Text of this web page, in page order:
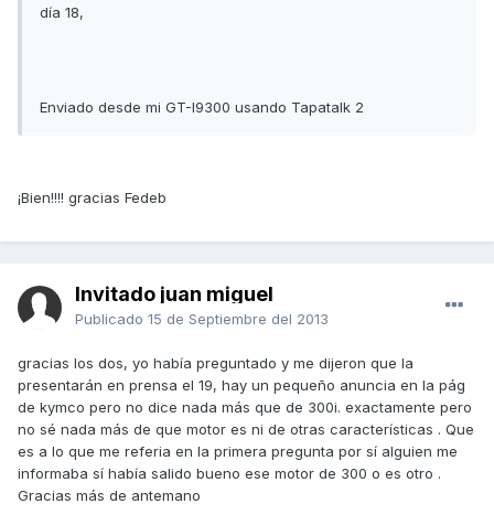
día 18,
Enviado desde mi GT-I9300 usando Tapatalk 2
¡Bien!!!! gracias Fedeb
Invitado juan miguel
Publicado 15 de Septiembre del 2013
gracias los dos, yo había preguntado y me dijeron que la
presentarán en prensa el 19, hay un pequeño anuncia en la pág
de kymco pero no dice nada más que de 300i. exactamente pero
no sé nada más de que motor es ni de otras características . Que
es a lo que me referia en la primera pregunta por sí alguien me
informaba sí había salido bueno ese motor de 300 o es otro .
Gracias más de antemano